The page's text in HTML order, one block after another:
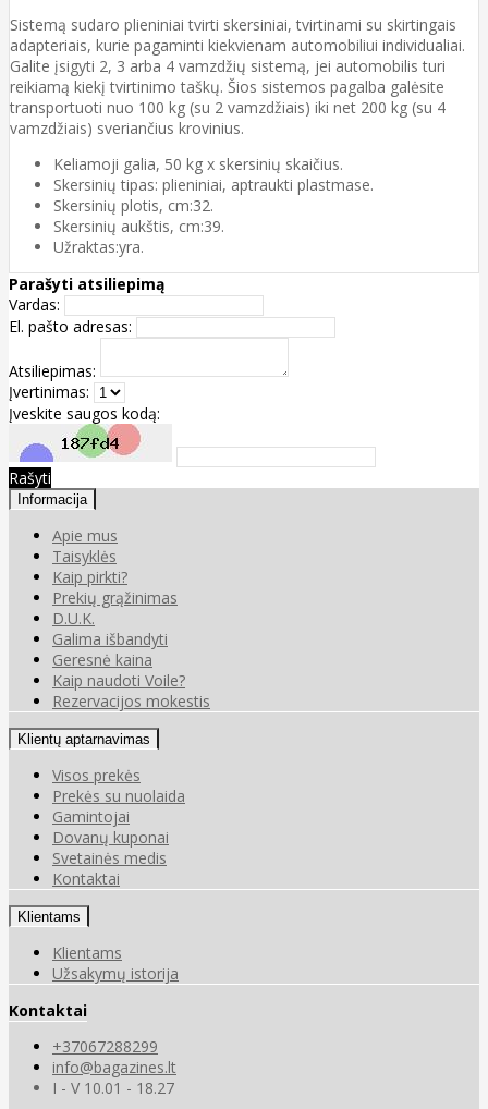
Sistemą sudaro plieniniai tvirti skersiniai, tvirtinami su skirtingais
adapteriais, kurie pagaminti kiekvienam automobiliui individualiai.
Galite įsigyti 2, 3 arba 4 vamzdžių sistemą, jei automobilis turi
reikiamą kiekį tvirtinimo taškų. Šios sistemos pagalba galėsite
transportuoti nuo 100 kg (su 2 vamzdžiais) iki net 200 kg (su 4
vamzdžiais) sveriančius krovinius.
Keliamoji galia, 50 kg x skersinių skaičius.
Skersinių tipas: plieniniai, aptraukti plastmase.
Skersinių plotis, cm:32.
Skersinių aukštis, cm:39.
Užraktas:yra.
Parašyti atsiliepimą
Vardas:
El. pašto adresas:
Atsiliepimas:
Įvertinimas:
Įveskite saugos kodą:
Rašyti
Informacija
Apie mus
Taisyklės
Kaip pirkti?
Prekių grąžinimas
D.U.K.
Galima išbandyti
Geresnė kaina
Kaip naudoti Voile?
Rezervacijos mokestis
Klientų aptarnavimas
Visos prekės
Prekės su nuolaida
Gamintojai
Dovanų kuponai
Svetainės medis
Kontaktai
Klientams
Klientams
Užsakymų istorija
Kontaktai
+37067288299
info@bagazines.lt
I - V 10.01 - 18.27